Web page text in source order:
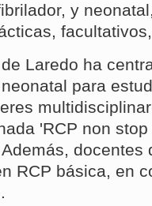
y
Laredo ha
para
'RCP non
docentes
RCP básica, en